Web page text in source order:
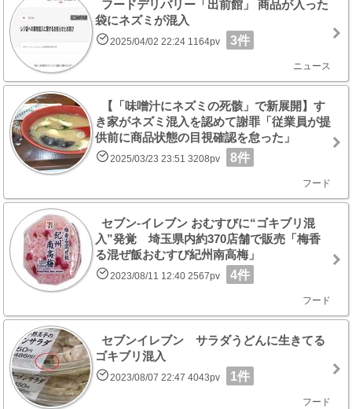
フードデリバリー「出前館」 商品が入った
袋にネズミが混入
2025/04/02 22:24 1164pv 3件
ニュース
【「味噌汁にネズミの死骸」で新展開】す
き家がネズミ混入を認めて謝罪「従業員が提
供前に商品状態の目視確認を怠った」
2025/03/23 23:51 3208pv 8件
フード
セブン‐イレブン おむすびに“ゴキブリ混
入”発覚 埼玉県内約370店舗で販売「梅香
る混ぜ飯おむすび紀州南高梅」
2023/08/11 12:40 2567pv 4件
フード
セブンイレブン サラダうどんに生きてる
ゴキブリ混入
2023/08/07 22:47 4043pv 1件
フード